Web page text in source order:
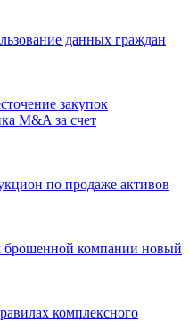
данных граждан
закупок
M&A за счет
по продаже активов
брошенной компании новый
комплексного